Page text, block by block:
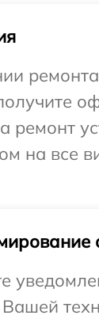
ремонт
на все
Вашей